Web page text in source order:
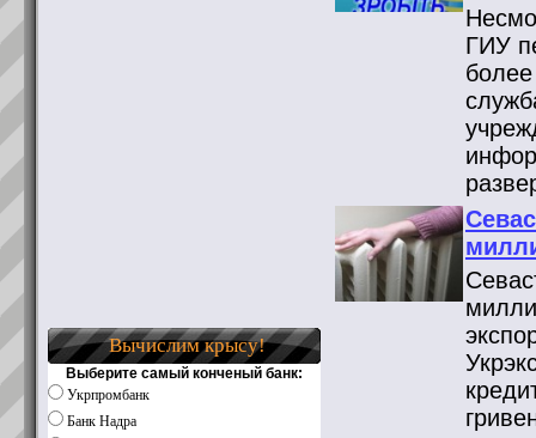
Вычислим крысу!
Выберите самый конченый банк:
Укрпромбанк
Банк Надра
ГИУ